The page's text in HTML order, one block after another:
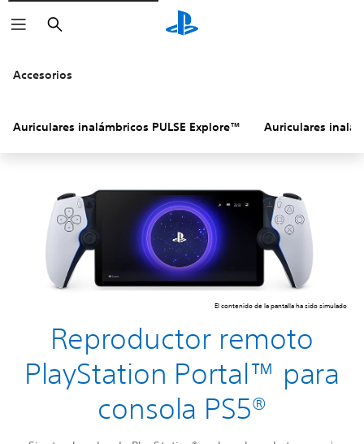
Buscar
Accesorios
Auriculares inalámbricos PULSE Explore™ Auriculares
Reproductor remoto
PlayStation Portal™ para
consola PS5®
El contenido de la pantalla ha sido simulado